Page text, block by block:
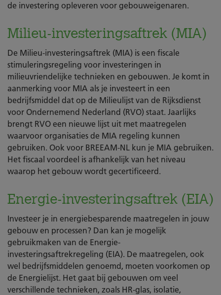
de investering opleveren voor gebouweigenaren.
Milieu-investeringsaftrek (MIA)
De Milieu-investeringsaftrek (MIA) is een fiscale
stimuleringsregeling voor investeringen in
milieuvriendelijke technieken en gebouwen. Je komt in
aanmerking voor MIA als je investeert in een
bedrijfsmiddel dat op de Milieulijst van de Rijksdienst
voor Ondernemend Nederland (RVO) staat. Jaarlijks
brengt RVO een nieuwe lijst uit met maatregelen
waarvoor organisaties de MIA regeling kunnen
gebruiken. Ook voor BREEAM-NL kun je MIA gebruiken.
Het fiscaal voordeel is afhankelijk van het niveau
waarop het gebouw wordt gecertificeerd.
Energie-investeringsaftrek (EIA)
Investeer je in energiebesparende maatregelen in jouw
gebouw en processen? Dan kan je mogelijk
gebruikmaken van de Energie-
investeringsaftrekregeling (EIA). De maatregelen, ook
wel bedrijfsmiddelen genoemd, moeten voorkomen op
de Energielijst. Het gaat bij gebouwen om veel
verschillende technieken, zoals HR-glas, isolatie,